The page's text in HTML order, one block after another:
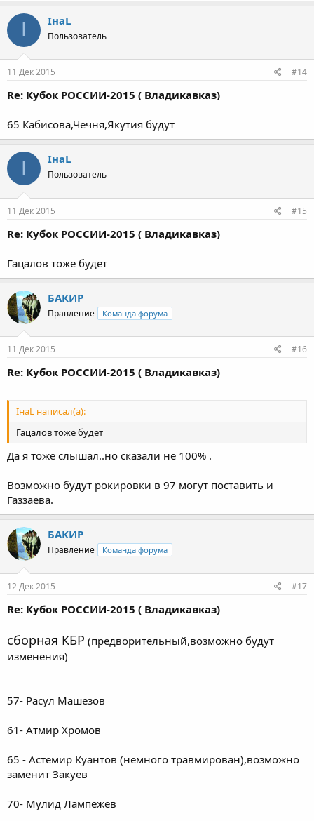
I IнaL
Пользователь
11 Дек 2015 #14
Re: Кубок РОССИИ-2015 ( Владикавказ)
65 Кабисова,Чечня,Якутия будут
I IнaL
Пользователь
11 Дек 2015 #15
Re: Кубок РОССИИ-2015 ( Владикавказ)
Гацалов тоже будет
БАКИР
Правление Команда форума
11 Дек 2015 #16
Re: Кубок РОССИИ-2015 ( Владикавказ)
IнaL написал(а):
Гацалов тоже будет
Да я тоже слышал..но сказали не 100% .
Возможно будут рокировки в 97 могут поставить и
Газзаева.
БАКИР
Правление Команда форума
12 Дек 2015 #17
Re: Кубок РОССИИ-2015 ( Владикавказ)
сборная КБР (предворительный,возможно будут
изменения)
57- Расул Машезов
61- Атмир Хромов
65 - Астемир Куантов (немного травмирован),возможно
заменит Закуев
70- Мулид Лампежев